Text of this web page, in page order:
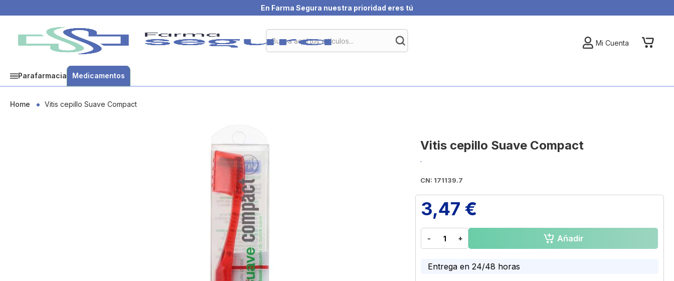
En Farma Segura nuestra prioridad eres tú
My
Mi Cuenta
Parafarmacia Medicamentos
Home Vitis cepillo Suave Compact
Vitis cepillo Suave Compact
.
CN: 171139.7
3,47 €
- + Añadir
Entrega en 24/48 horas